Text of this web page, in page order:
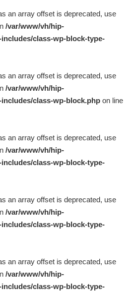
an array offset is deprecated, use
/var/www/vh/hip-
class-wp-block-type-
an array offset is deprecated, use
/var/www/vh/hip-
class-wp-block.php on line
an array offset is deprecated, use
/var/www/vh/hip-
class-wp-block-type-
an array offset is deprecated, use
/var/www/vh/hip-
class-wp-block-type-
an array offset is deprecated, use
/var/www/vh/hip-
class-wp-block-type-